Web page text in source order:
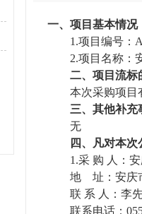
一、项目基本情况
1.项目编号：
2.项目名称：安
二、项目流标
本次采购项目有
三、其他补充
无
四、凡对本
1.采 购 人：安
地 址：安庆市
联 系 人：李
联系电话：